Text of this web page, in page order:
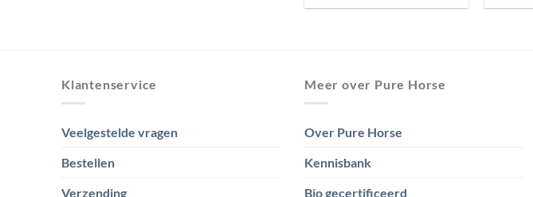
Klantenservice
Veelgestelde vragen
Bestellen
Verzending
Meer over Pure Horse
Over Pure Horse
Kennisbank
Bio gecertificeerd